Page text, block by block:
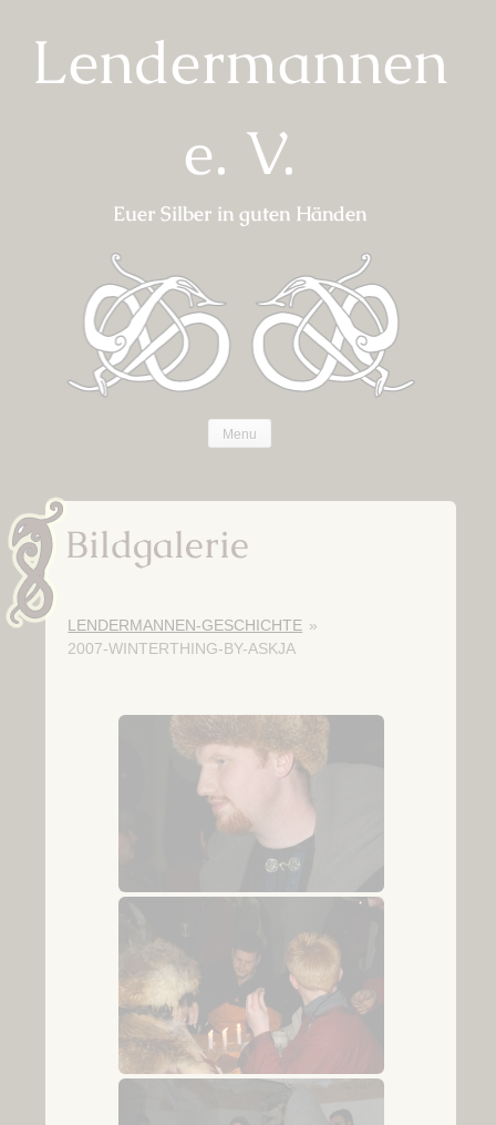
contentLendermannen
e. V.
Euer Silber in guten Händen
Menu
Bildgalerie
LENDERMANNEN-GESCHICHTE »
2007-WINTERTHING-BY-ASKJA